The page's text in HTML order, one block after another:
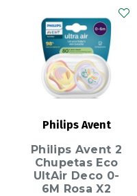
Philips Avent
Philips Avent 2
Chupetas Eco
UltAir Deco 0-
6M Rosa X2